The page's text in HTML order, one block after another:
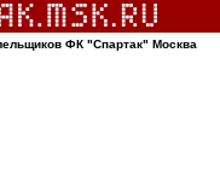
ФК "Спартак" Москва